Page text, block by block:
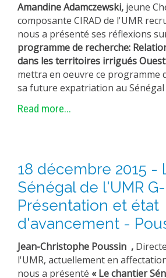
Amandine Adamczewski, jeune
composante CIRAD de l'UMR
nous a présenté ses réflexions
programme de recherche:
dans les territoires irrigués
mettra en oeuvre ce programme
sa future expatriation au Sénégal
Read more...
18 décembre 2015 -
Sénégal de l'UMR
Présentation et état
d'avancement -
Jean-Christophe Poussin ,
l'UMR, actuellement en
nous a présenté «Le chantier